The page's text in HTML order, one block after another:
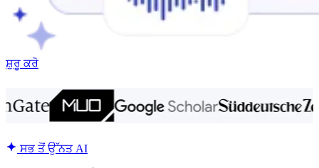
ਸ਼ੁਰੂ ਕਰੋ
ਸਭ ਤੋਂ ਉੱਨਤ AI